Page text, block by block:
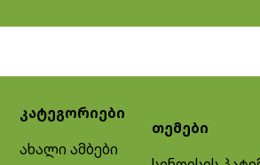
კატეგორიები
ახალი ამბები
თემები